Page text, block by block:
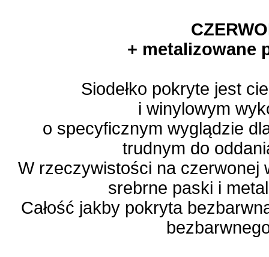
+ metalizowane
Siodełko pokryte jest
i winylowym
o specyficznym wyglądzie
trudnym do
W rzeczywistości na czerwonej
srebrne paski i
Całość jakby pokryta